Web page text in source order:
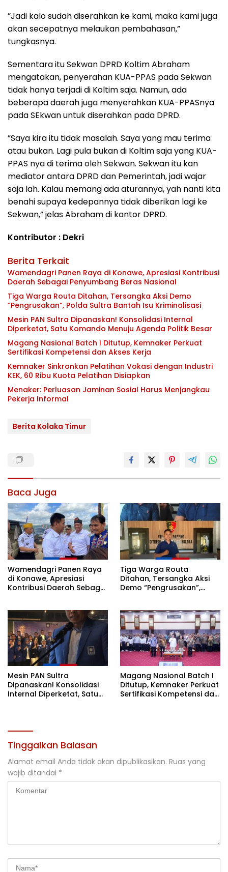
”Jadi kalo sudah diserahkan ke kami, maka kami juga
akan secepatnya melaukan pembahasan,”
tungkasnya.
Sementara itu Sekwan DPRD Koltim Abraham
mengatakan, penyerahan KUA-PPAS pada Sekwan
tidak hanya terjadi di Koltim saja. Namun, ada
beberapa daerah juga menyerahkan KUA-PPASnya
pada SEkwan untuk diserahkan pada DPRD.
”Saya kira itu tidak masalah. Saya yang mau terima
atau bukan. Lagi pula bukan di Koltim saja yang KUA-
PPAS nya di terima oleh Sekwan. Sekwan itu kan
mediator antara DPRD dan Pemerintah, jadi wajar
saja lah. Kalau memang ada aturannya, yah nanti kita
benahi supaya kedepannya tidak diberikan lagi ke
Sekwan,” jelas Abraham di kantor DPRD.
Kontributor : Dekri
Berita Terkait
Wamendagri Panen Raya di Konawe, Apresiasi Kontribusi
Daerah Sebagai Penyumbang Beras Nasional
Tiga Warga Routa Ditahan, Tersangka Aksi Demo
“Pengrusakan”, Polda Sultra Bantah Isu Kriminalisasi
Mesin PAN Sultra Dipanaskan! Konsolidasi Internal
Diperketat, Satu Komando Menuju Agenda Politik Besar
Magang Nasional Batch I Ditutup, Kemnaker Perkuat
Sertifikasi Kompetensi dan Akses Kerja
Kemnaker Sinkronkan Pelatihan Vokasi dengan Industri
KEK, 60 Ribu Kuota Pelatihan Disiapkan
Menaker: Perluasan Jaminan Sosial Harus Menjangkau
Pekerja Informal
Berita Kolaka Timur
Baca Juga
Wamendagri Panen Raya
di Konawe, Apresiasi
Kontribusi Daerah Sebagai
Tiga Warga Routa
Ditahan, Tersangka Aksi
Demo “Pengrusakan”,
Mesin PAN Sultra
Dipanaskan! Konsolidasi
Internal Diperketat, Satu
Magang Nasional Batch I
Ditutup, Kemnaker Perkuat
Sertifikasi Kompetensi dan
Tinggalkan Balasan
Alamat email Anda tidak akan dipublikasikan. Ruas yang
wajib ditandai *